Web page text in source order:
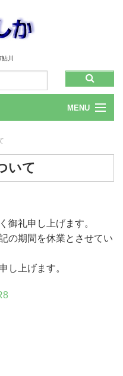
川
MENU
いて
御礼申し上げます。
の期間を休業とさせてい
し上げます。